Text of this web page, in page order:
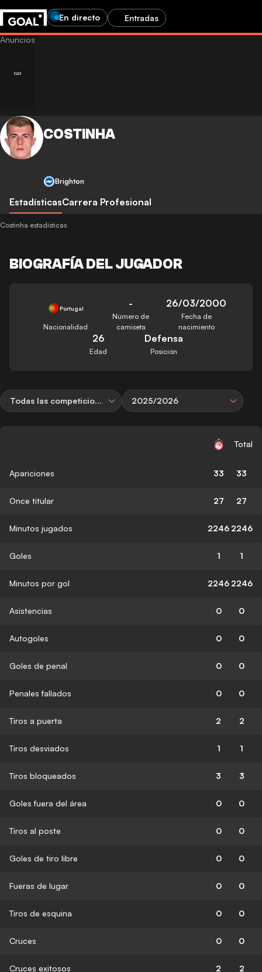
En directo Entradas
COSTINHA
Brighton
EstadísticasCarrera Profesional
Costinha estadísticas
BIOGRAFÍA DEL JUGADOR
Portugal
Nacionalidad
-
Número de
camiseta
26/03/2000
Fecha de
nacimiento
26
Edad
Defensa
Posición
Todas las competiciones 2025/2026
Total
Apariciones 33 33
Once titular 27 27
Minutos jugados 2246 2246
Goles 1 1
Minutos por gol 2246 2246
Asistencias 0 0
Autogoles 0 0
Goles de penal 0 0
Penales fallados 0 0
Tiros a puerta 2 2
Tiros desviados 1 1
Tiros bloqueados 3 3
Goles fuera del área 0 0
Tiros al poste 0 0
Goles de tiro libre 0 0
Fueras de lugar 0 0
Tiros de esquina 0 0
Cruces 0 0
Cruces exitosos 2 2